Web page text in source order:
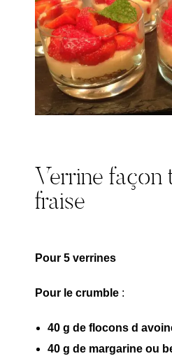
Verrine façon
fraise
Pour 5 verrines
Pour le crumble :
40 g de flocons d
40 g de margarine ou